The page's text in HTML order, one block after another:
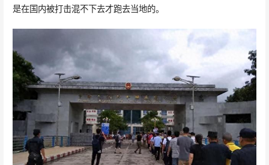
是在国内被打击混不下去才跑去当地的。